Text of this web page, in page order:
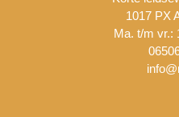
1017 PX
Ma. t/m vr.: